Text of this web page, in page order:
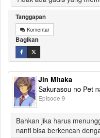
Tanggapan
Komentar
Bagikan
Jin Mitaka
Sakurasou no Pet
Episode 9
Bahkan jika harus
nanti bisa berkencan